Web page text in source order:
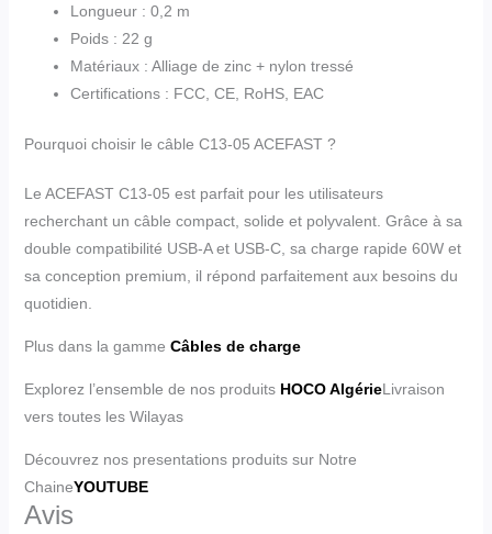
Longueur : 0,2 m
Poids : 22 g
Matériaux : Alliage de zinc + nylon tressé
Certifications : FCC, CE, RoHS, EAC
Pourquoi choisir le câble C13-05 ACEFAST ?
Le ACEFAST C13-05 est parfait pour les utilisateurs
recherchant un câble compact, solide et polyvalent. Grâce à sa
double compatibilité USB-A et USB-C, sa charge rapide 60W et
sa conception premium, il répond parfaitement aux besoins du
quotidien.
Plus dans la gamme Câbles de charge
Explorez l’ensemble de nos produits HOCO AlgérieLivraison
vers toutes les Wilayas
Découvrez nos presentations produits sur Notre
ChaineYOUTUBE
Avis